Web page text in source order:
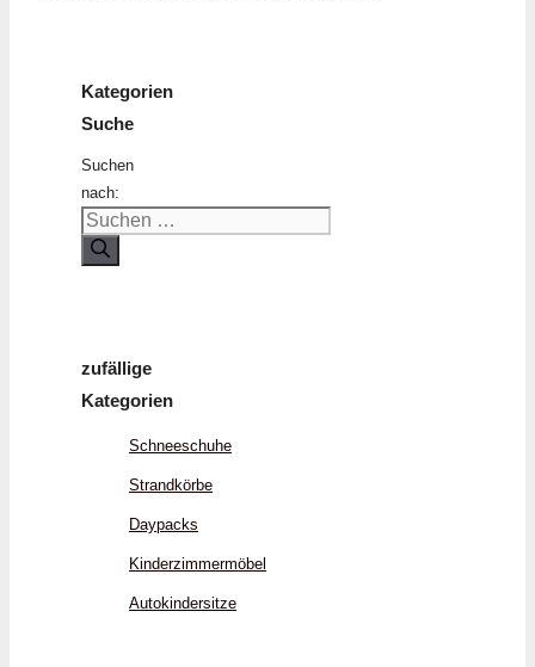
Kategorien
Suche
Suchen
nach:
zufällige
Kategorien
Schneeschuhe
Strandkörbe
Daypacks
Kinderzimmermöbel
Autokindersitze